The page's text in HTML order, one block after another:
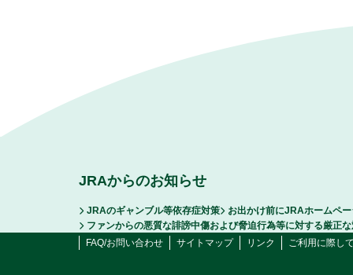
JRAからのお知らせ
JRAのギャンブル等依存症対策
お出かけ前にJRAホームペ
ファンからの悪質な誹謗中傷および脅迫行為等に対する厳正
FAQ/お問い合わせ
サイトマップ リンク ご利用に際し